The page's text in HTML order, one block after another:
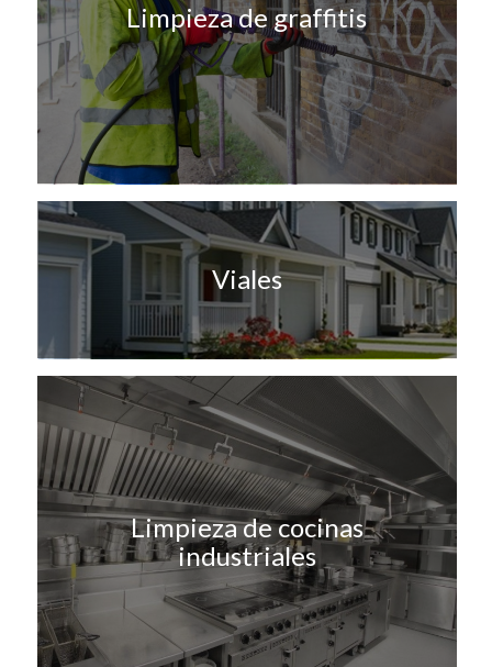
Limpieza de graffitis
Viales
Limpieza de cocinas
industriales